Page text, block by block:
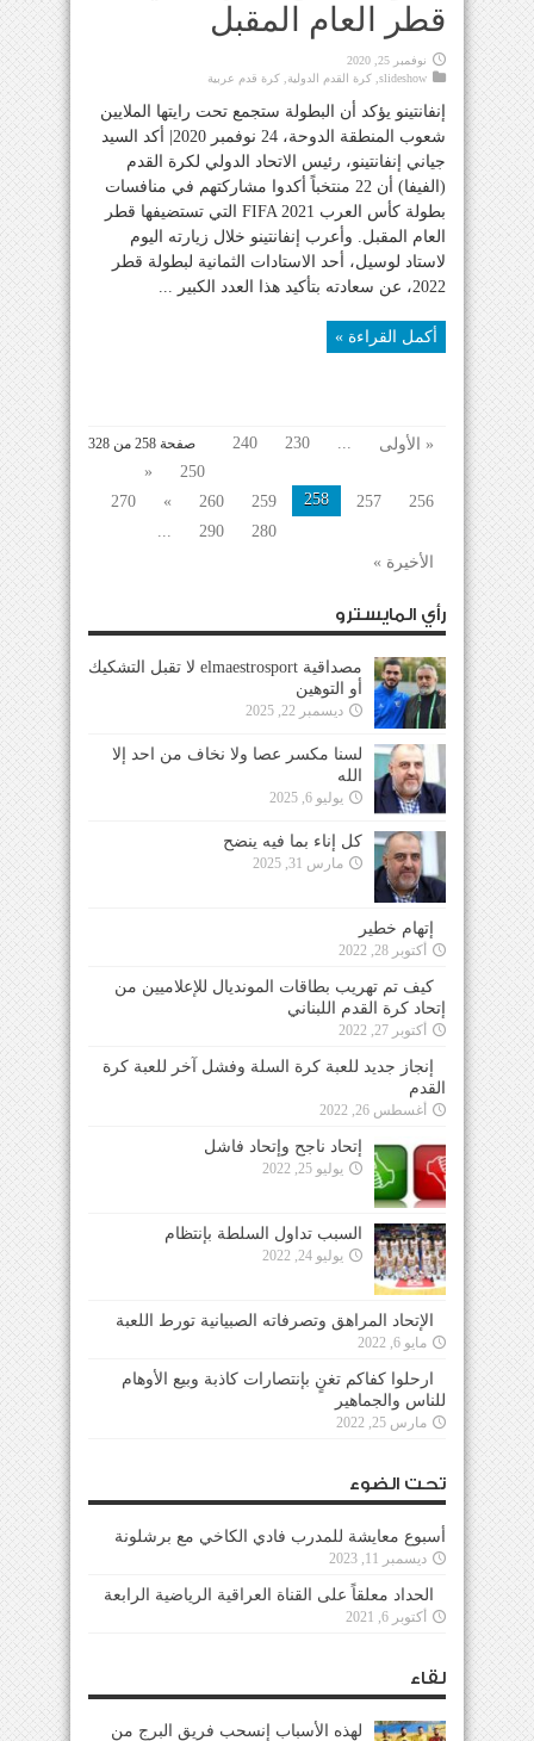
قطر العام المقبل
نوفمبر 25, 2020
slideshow كرة القدم الدولية كرة قدم عربية
إنفانتينو يؤكد أن البطولة ستجمع تحت رايتها الملايين
شعوب المنطقة الدوحة، 24 نوفمبر 2020| أكد السيد
جياني إنفانتينو، رئيس الاتحاد الدولي لكرة القدم
(الفيفا) أن 22 منتخباً أكدوا مشاركتهم في منافسات
بطولة كأس العرب FIFA 2021 التي تستضيفها قطر
العام المقبل. وأعرب إنفانتينو خلال زيارته اليوم
لاستاد لوسيل، أحد الاستادات الثمانية لبطولة قطر
2022، عن سعادته بتأكيد هذا العدد الكبير ...
أكمل القراءة »
صفحة 258 من 328 « الأولى ...
230
240
250
«
256
257
258
259
260
»
270
280
290
...
الأخيرة »
رأي المايسترو
مصداقية elmaestrosport لا تقبل التشكيك
أو التوهين
ديسمبر 22, 2025
لسنا مكسر عصا ولا نخاف من احد إلا
الله
يوليو 6, 2025
كل إناء بما فيه ينضح
مارس 31, 2025
إتهام خطير
أكتوبر 28, 2022
كيف تم تهريب بطاقات المونديال للإعلاميين من
إتحاد كرة القدم اللبناني
أكتوبر 27, 2022
إنجاز جديد للعبة كرة السلة وفشل آخر للعبة كرة
القدم
أغسطس 26, 2022
إتحاد ناجح وإتحاد فاشل
يوليو 25, 2022
السبب تداول السلطة بإنتظام
يوليو 24, 2022
الإتحاد المراهق وتصرفاته الصبيانية تورط اللعبة
مايو 6, 2022
ارحلوا كفاكم تغنٍ بإنتصارات كاذبة وبيع الأوهام
للناس والجماهير
مارس 25, 2022
تحت الضوء
أسبوع معايشة للمدرب فادي الكاخي مع برشلونة
ديسمبر 11, 2023
الحداد معلقاً على القناة العراقية الرياضية الرابعة
أكتوبر 6, 2021
لقاء
لهذه الأسباب إنسحب فريق البرج من